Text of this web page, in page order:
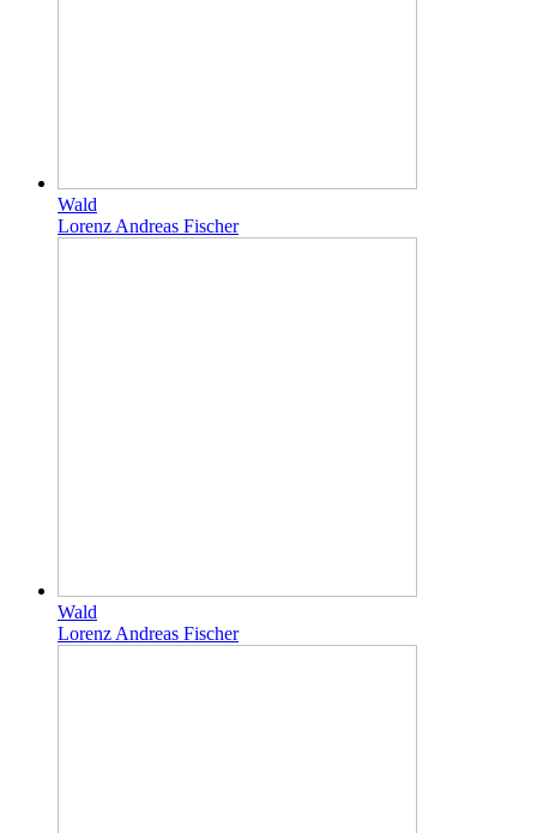
Wald
Lorenz Andreas Fischer
Wald
Lorenz Andreas Fischer